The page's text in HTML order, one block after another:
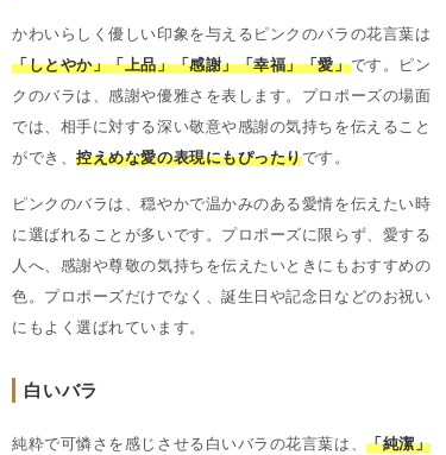
かわいらしく優しい印象を与えるピンクのバラの花言葉は
「しとやか」「上品」「感謝」「幸福」「愛」です。ピン
クのバラは、感謝や優雅さを表します。プロポーズの場面
では、相手に対する深い敬意や感謝の気持ちを伝えること
ができ、控えめな愛の表現にもぴったりです。
ピンクのバラは、穏やかで温かみのある愛情を伝えたい時
に選ばれることが多いです。プロポーズに限らず、愛する
人へ、感謝や尊敬の気持ちを伝えたいときにもおすすめの
色。プロポーズだけでなく、誕生日や記念日などのお祝い
にもよく選ばれています。
白いバラ
純粋で可憐さを感じさせる白いバラの花言葉は、「純潔」